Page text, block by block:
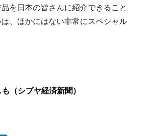
を日本の皆さんに紹介できること
、ほかにはない非常にスペシャル
（シブヤ経済新聞）